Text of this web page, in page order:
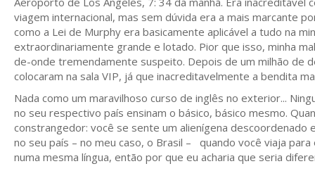
viagem internacional, mas sem dúvida era a mais marcante
como a Lei de Murphy era basicamente aplicável a tudo na
extraordinariamente grande e lotado. Pior que isso, minha
de-onde tremendamente suspeito. Depois de um milhão de
colocaram na sala VIP, já que inacreditavelmente a bendita
Nada como um maravilhoso curso de inglês no exterior...
no seu respectivo país ensinam o básico, básico mesmo.
constrangedor: você se sente um alienígena descoordenado
no seu país – no meu caso, o Brasil – quando você viaja
numa mesma língua, então por que eu acharia que seria